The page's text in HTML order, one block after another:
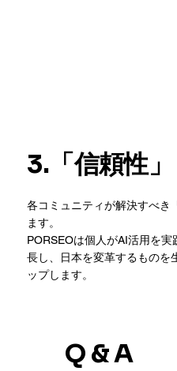
各コミュニティが解決すべき
ます。
PORSEOは個人がAI活用を
長し、日本を変革するものを
ップします。
3.「信頼性」
Q & A